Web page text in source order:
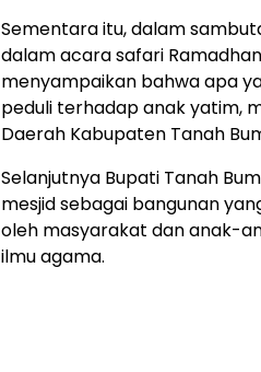
Sementara itu, dalam
dalam acara safari
menyampaikan bahwa apa
peduli terhadap anak yatim,
Daerah Kabupaten Tanah
Selanjutnya Bupati Tanah
mesjid sebagai bangunan
oleh masyarakat dan anak-
ilmu agama.